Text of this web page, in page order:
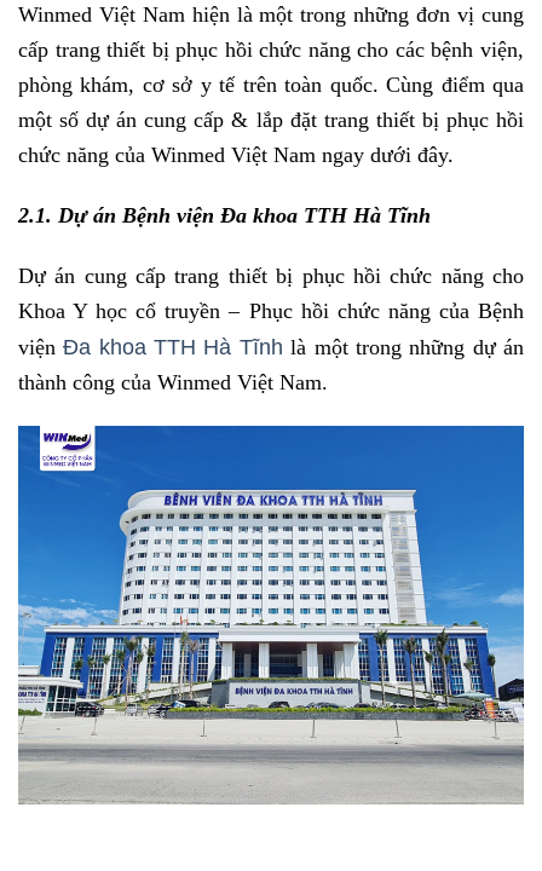
Winmed Việt Nam hiện là một trong những đơn vị cung
cấp trang thiết bị phục hồi chức năng cho các bệnh viện,
phòng khám, cơ sở y tế trên toàn quốc. Cùng điểm qua
một số dự án cung cấp & lắp đặt trang thiết bị phục hồi
chức năng của Winmed Việt Nam ngay dưới đây.
2.1. Dự án Bệnh viện Đa khoa TTH Hà Tĩnh
Dự án cung cấp trang thiết bị phục hồi chức năng cho
Khoa Y học cổ truyền – Phục hồi chức năng của Bệnh
việnĐa khoa TTH Hà Tĩnh là một trong những dự án
thành công của Winmed Việt Nam.